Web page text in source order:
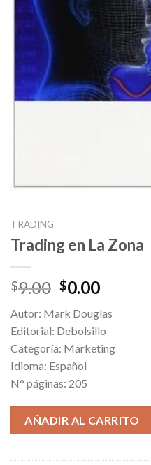
TRADING
Trading en La Zona
$9.00 Original
was:
$9.00.
$0.00Current
is:
$0.00.
Autor: Mark Douglas
Editorial: Debolsillo
Categoría: Marketing
Idioma: Español
N° páginas: 205
AÑADIR AL CARRITO